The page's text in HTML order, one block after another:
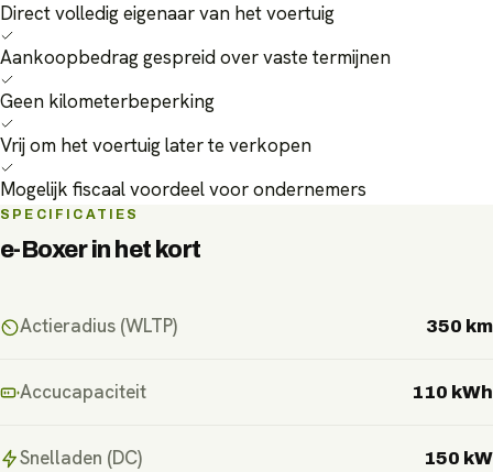
Direct volledig eigenaar van het voertuig
Aankoopbedrag gespreid over vaste termijnen
Geen kilometerbeperking
Vrij om het voertuig later te verkopen
Mogelijk fiscaal voordeel voor ondernemers
SPECIFICATIES
e-Boxerin het kort
Actieradius (WLTP) 350 km
Accucapaciteit 110 kWh
Snelladen (DC) 150 kW